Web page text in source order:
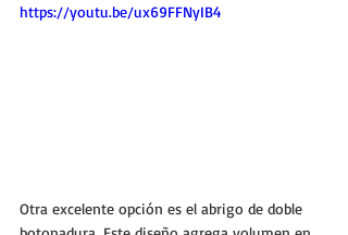
https://youtu.be/ux69FFNyIB4
Otra excelente opción es el abrigo de doble